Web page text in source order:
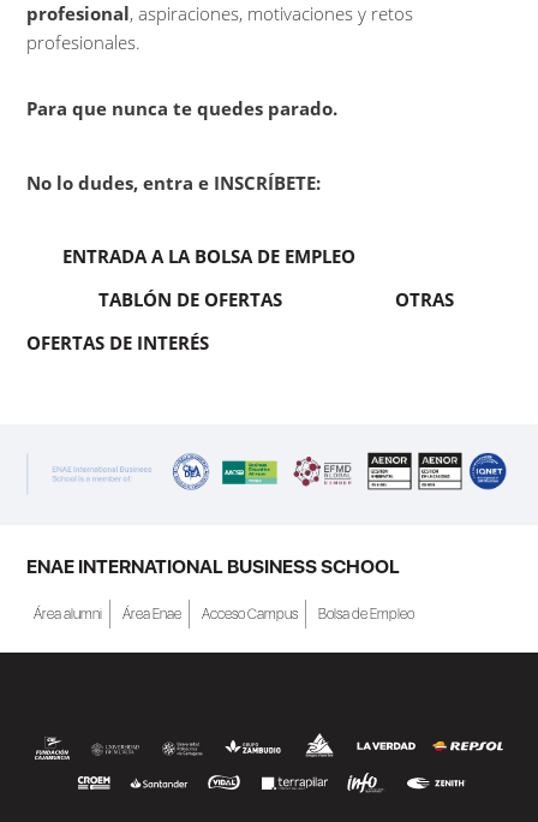
profesional, aspiraciones, motivaciones y retos
profesionales.
Para que nunca te quedes parado.
No lo dudes, entra e INSCRÍBETE:
ENTRADA A LA BOLSA DE EMPLEO
TABLÓN DE OFERTAS
OTRAS
OFERTAS DE INTERÉS
ENAE INTERNATIONAL BUSINESS SCHOOL
Área alumni Área Enae Acceso Campus Bolsa de Empleo